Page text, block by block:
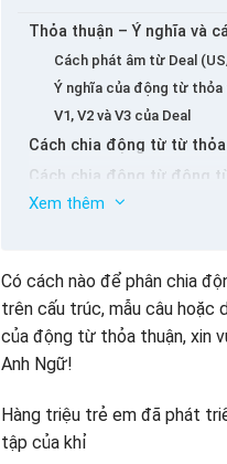
Thỏa thuận – Ý nghĩa và
Cách phát âm từ Deal
Ý nghĩa của động từ thỏa
V1, V2 và V3 của Deal
Cách chia động từ từ
Cách chia động từ động
Cách chia các thiết bị
Xem thêm
Có cách nào để phân chia
trên cấu trúc, mẫu câu hoặc
của động từ thỏa thuận, xin
Anh Ngữ!
Hàng triệu trẻ em đã phát
tập của khỉ